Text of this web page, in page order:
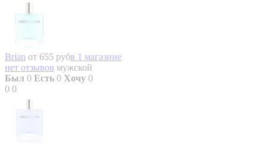
Brian от 655 рубв 1 магазине
нет отзывов мужской
Был 0 Есть 0 Хочу 0
0 0